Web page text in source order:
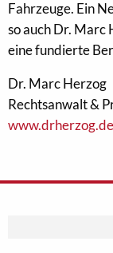
Fahrzeuge. Ein
so auch Dr. Marc
eine fundierte
Dr. Marc Herzog
Rechtsanwalt &
www.drherzog.de